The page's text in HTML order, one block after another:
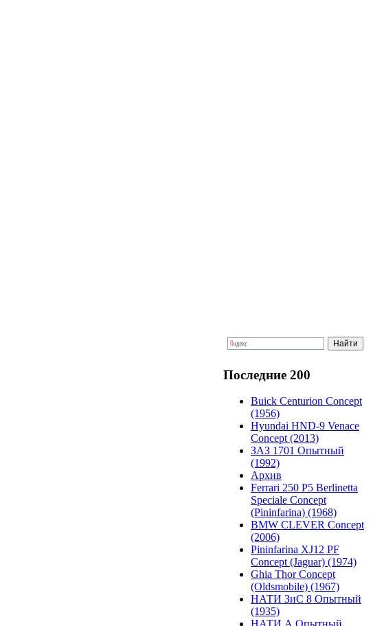
Последние 200
Buick Centurion Concept
(1956)
Hyundai HND-9 Venace
Concept (2013)
ЗАЗ 1701 Опытный
(1992)
Архив
Ferrari 250 P5 Berlinetta
Speciale Concept
(Pininfarina) (1968)
BMW CLEVER Concept
(2006)
Pininfarina XJ12 PF
Concept (Jaguar) (1974)
Ghia Thor Concept
(Oldsmobile) (1967)
НАТИ ЗиС 8 Опытный
(1935)